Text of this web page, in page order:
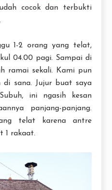
cocok dan terbukti
1-2 orang yang telat,
04.00 pagi. Sampai di
ramai sekali. Kami pun
di sana. Jujur buat saya
ini ngasih kesan
panjang-panjang.
telat karena antre
1 rakaat.